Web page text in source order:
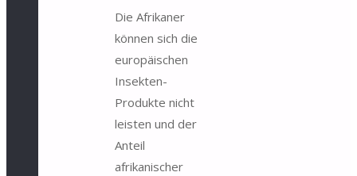
Die Afrikaner
können sich die
europäischen
Insekten-
Produkte nicht
leisten und der
Anteil
afrikanischer